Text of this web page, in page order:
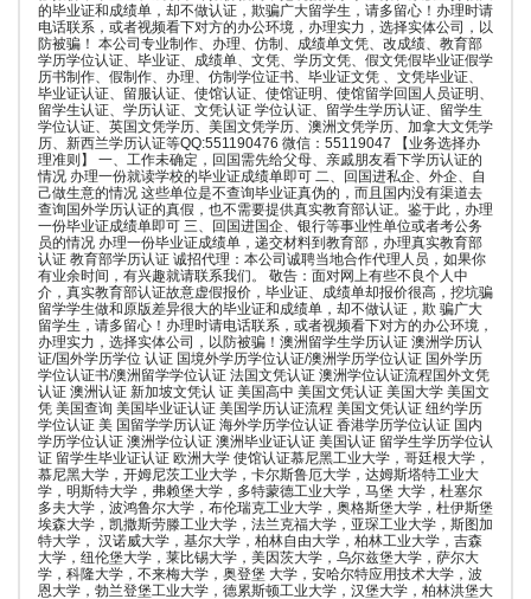
的毕业证和成绩单，却不做认证，欺骗广大留学生，请多留心！办理时请
电话联系，或者视频看下对方的办公环境，办理实力，选择实体公司，以
防被骗！ 本公司专业制作、办理、仿制、成绩单文凭、改成绩、教育部
学历学位认证、毕业证、成绩单、文凭、学历文凭、假文凭假毕业证假学
历书制作、假制作、办理、仿制学位证书、毕业证文凭 、文凭毕业证、
毕业证认证、留服认证、使馆认证、使馆证明、使馆留学回国人员证明、
留学生认证、学历认证、文凭认证 学位认证、留学生学历认证、留学生
学位认证、英国文凭学历、美国文凭学历、澳洲文凭学历、加拿大文凭学
历、新西兰学历认证等QQ:551190476 微信：55119047 【业务选择办
理准则】 一、工作未确定，回国需先给父母、亲戚朋友看下学历认证的
情况 办理一份就读学校的毕业证成绩单即可 二、回国进私企、外企、自
己做生意的情况 这些单位是不查询毕业证真伪的，而且国内没有渠道去
查询国外学历认证的真假，也不需要提供真实教育部认证。鉴于此，办理
一份毕业证成绩单即可 三、回国进国企、银行等事业性单位或者考公务
员的情况 办理一份毕业证成绩单，递交材料到教育部，办理真实教育部
认证 教育部学历认证 诚招代理：本公司诚聘当地合作代理人员，如果你
有业余时间，有兴趣就请联系我们。 敬告：面对网上有些不良个人中
介，真实教育部认证故意虚假报价，毕业证、成绩单却报价很高，挖坑骗
留学学生做和原版差异很大的毕业证和成绩单，却不做认证，欺 骗广大
留学生，请多留心！办理时请电话联系，或者视频看下对方的办公环境，
办理实力，选择实体公司，以防被骗！澳洲留学生学历认证 澳洲学历认
证/国外学历学位 认证 国境外学历学位认证/澳洲学历学位认证 国外学历
学位认证书/澳洲留学学位认证 法国文凭认证 澳洲学位认证流程国外文凭
认证 澳洲认证 新加坡文凭认 证 美国高中 美国文凭认证 美国大学 美国文
凭 美国查询 美国毕业证认证 美国学历认证流程 美国文凭认证 纽约学历
学位认证 美 国留学学历认证 海外学历学位认证 香港学历学位认证 国内
学历学位认证 澳洲学位认证 澳洲毕业证认证 美国认证 留学生学历学位认
证 留学生毕业证认证 欧洲大学 使馆认证慕尼黑工业大学，哥廷根大学，
慕尼黑大学，开姆尼茨工业大学，卡尔斯鲁厄大学，达姆斯塔特工业大
学，明斯特大学，弗赖堡大学，多特蒙德工业大学，马堡 大学，杜塞尔
多夫大学，波鸿鲁尔大学，布伦瑞克工业大学，奥格斯堡大学，杜伊斯堡
埃森大学，凯撒斯劳滕工业大学，法兰克福大学，亚琛工业大学，斯图加
特大学， 汉诺威大学，基尔大学，柏林自由大学，柏林工业大学，吉森
大学，纽伦堡大学，莱比锡大学，美因茨大学，乌尔兹堡大学，萨尔大
学，科隆大学，不来梅大学，奥登堡 大学，安哈尔特应用技术大学，波
恩大学，勃兰登堡工业大学，德累斯顿工业大学，汉堡大学，柏林洪堡大